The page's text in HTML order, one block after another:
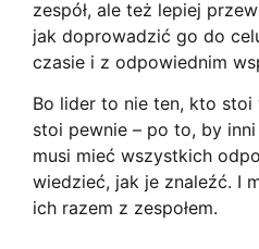
zespół, ale też lepiej
jak doprowadzić go do
czasie i z odpowiednim
Bo lider to nie ten, kto
stoi pewnie – po to, by
musi mieć wszystkich
wiedzieć, jak je znaleźć. I
ich razem z zespołem.